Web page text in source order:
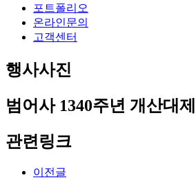
포트폴리오
온라인문의
고객센터
행사사진
범어사 1340주년 개산대
관련링크
이전글